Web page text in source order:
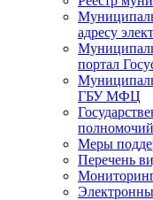
адресу
портал
ГБУ МФЦ
Меры
Перечень